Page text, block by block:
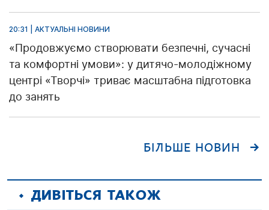
20:31 | АКТУАЛЬНІ НОВИНИ
«Продовжуємо створювати безпечні, сучасні
та комфортні умови»: у дитячо-молодіжному
центрі «Творчі» триває масштабна підготовка
до занять
БІЛЬШЕ НОВИН
ДИВІТЬСЯ ТАКОЖ